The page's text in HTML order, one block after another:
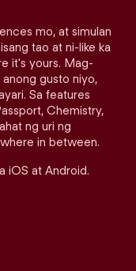
mo, at simulan
tao at ni-like ka
it's yours. Mag-
gusto niyo,
Sa features
Chemistry,
ng uri ng
in between.
iOS at Android.